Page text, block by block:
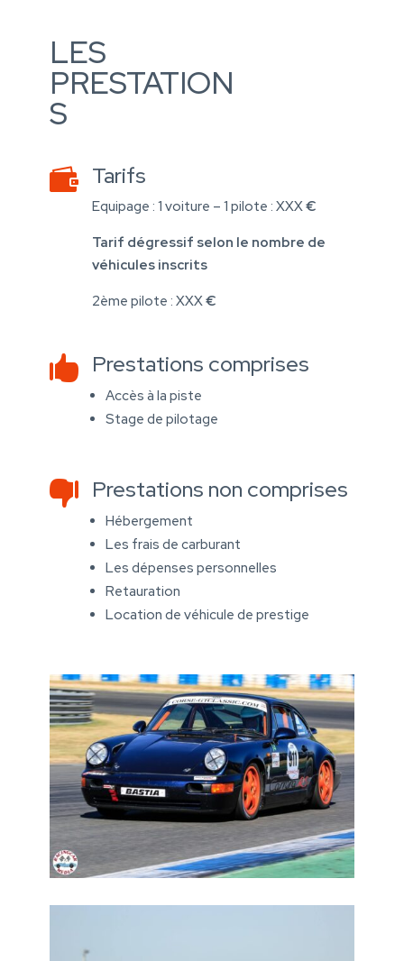
LES
PRESTATION
S
 Tarifs
Equipage : 1 voiture – 1 pilote : XXX€
Tarif dégressif selon le nombre de
véhicules inscrits
2ème pilote : XXX€
 Prestations comprises
Accès à la piste
Stage de pilotage
 Prestations non comprises
Hébergement
Les frais de carburant
Les dépenses personnelles
Retauration
Location de véhicule de prestige